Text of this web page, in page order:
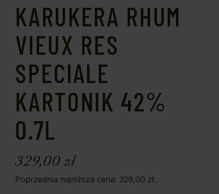
KARUKERA RHUM
VIEUX RES
SPECIALE
KARTONIK 42%
0.7L
329,00zł
Poprzednia najniższa cena: 329,00 zł.